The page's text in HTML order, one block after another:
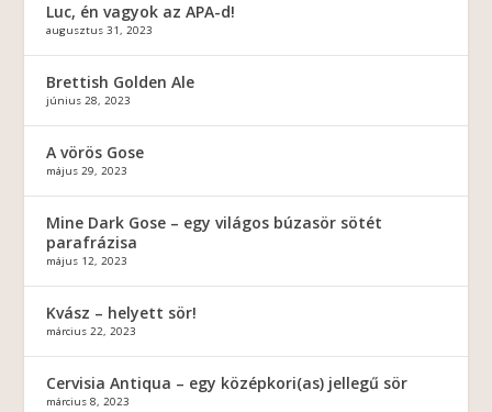
Luc, én vagyok az APA-d!
augusztus 31, 2023
Brettish Golden Ale
június 28, 2023
A vörös Gose
május 29, 2023
Mine Dark Gose – egy világos búzasör sötét
parafrázisa
május 12, 2023
Kvász – helyett sör!
március 22, 2023
Cervisia Antiqua – egy középkori(as) jellegű sör
március 8, 2023